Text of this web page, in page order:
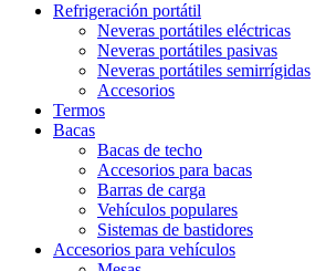
Refrigeración portátil
Neveras portátiles eléctricas
Neveras portátiles pasivas
Neveras portátiles semirrígidas
Accesorios
Termos
Bacas
Bacas de techo
Accesorios para bacas
Barras de carga
Vehículos populares
Sistemas de bastidores
Accesorios para vehículos